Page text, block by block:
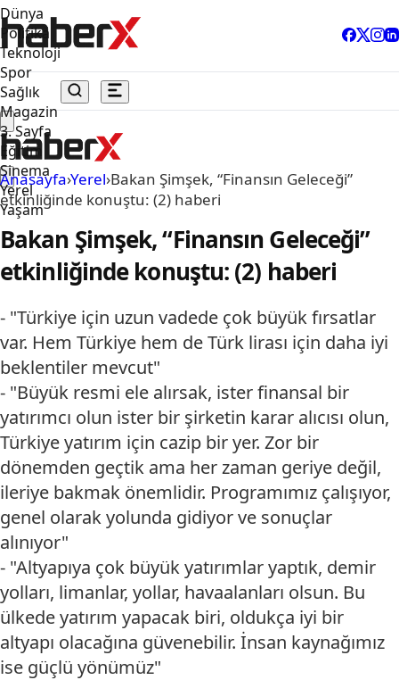
Dünya
Politika
Teknoloji
Spor
Sağlık
Magazin
3. Sayfa
Eğitim
Sinema
Yerel
Yaşam
Anasayfa›Yerel›Bakan Şimşek, “Finansın Geleceği”
etkinliğinde konuştu: (2) haberi
Bakan Şimşek, “Finansın Geleceği”
etkinliğinde konuştu: (2) haberi
- "Türkiye için uzun vadede çok büyük fırsatlar
var. Hem Türkiye hem de Türk lirası için daha iyi
beklentiler mevcut"
- "Büyük resmi ele alırsak, ister finansal bir
yatırımcı olun ister bir şirketin karar alıcısı olun,
Türkiye yatırım için cazip bir yer. Zor bir
dönemden geçtik ama her zaman geriye değil,
ileriye bakmak önemlidir. Programımız çalışıyor,
genel olarak yolunda gidiyor ve sonuçlar
alınıyor"
- "Altyapıya çok büyük yatırımlar yaptık, demir
yolları, limanlar, yollar, havaalanları olsun. Bu
ülkede yatırım yapacak biri, oldukça iyi bir
altyapı olacağına güvenebilir. İnsan kaynağımız
ise güçlü yönümüz"